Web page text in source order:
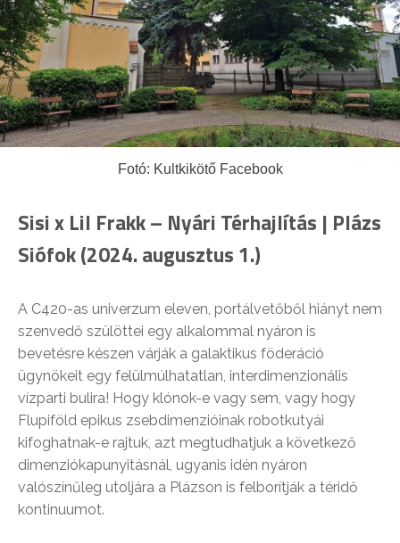
Fotó: Kultkikötő Facebook
Sisi x Lil Frakk – Nyári Térhajlítás | Plázs
Siófok (2024. augusztus 1.)
A C420-as univerzum eleven, portálvetőből hiányt nem
szenvedő szülöttei egy alkalommal nyáron is
bevetésre készen várják a galaktikus föderáció
ügynökeit egy felülmúlhatatlan, interdimenzionális
vízparti bulira! Hogy klónok-e vagy sem, vagy hogy
Flupiföld epikus zsebdimenzióinak robotkutyái
kifoghatnak-e rajtuk, azt megtudhatjuk a következő
dimenziókapunyitásnál, ugyanis idén nyáron
valószínűleg utoljára a Plázson is felborítják a téridő
kontinuumot.